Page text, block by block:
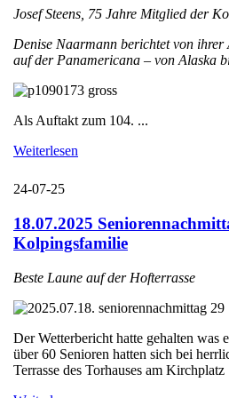
Josef Steens, 75 Jahre Mitglied der
Denise Naarmann berichtet von
auf der Panamericana – von Alaska
Als Auftakt zum 104. ...
Weiterlesen
24-07-25
18.07.2025
Kolpingsfamilie
Beste Laune auf der Hofterrasse
Der Wetterbericht hatte gehalten was
über 60 Senioren hatten sich bei
Terrasse des Torhauses am Kirchplatz